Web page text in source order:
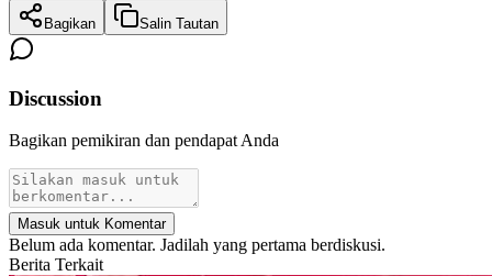
Bagikan Salin Tautan
Discussion
Bagikan pemikiran dan pendapat Anda
Masuk untuk Komentar
Belum ada komentar. Jadilah yang pertama berdiskusi.
Berita Terkait